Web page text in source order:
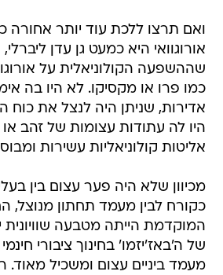
ואם תרצו ללכת עוד יותר אחורה
אורוגוואי היא כמעט גן עדן
שההשפעה הקולוניאלית על
כמו פרו או מקסיקו. לא היו בה
אדירות, שניתן היה לנצל את כוח
היו לה עתודות עצומות של זהב
אליטות קולוניאליות עשירות
מכיוון שלא היה פער עצום בין
כקורח לבין מעמד תחתון מנוצל,
המוקדמת הייתה מטבעה
של ה'באז'יזמו' בחינוך ציבורי
מעמד ביניים עצום ומשכיל מאוד.